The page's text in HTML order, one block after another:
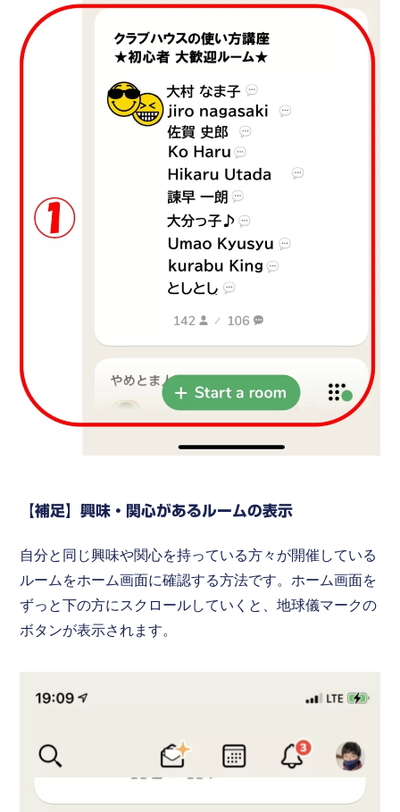
【補足】興味・関心があるルームの表示
自分と同じ興味や関心を持っている方々が開催している
ルームをホーム画面に確認する方法です。ホーム画面を
ずっと下の方にスクロールしていくと、地球儀マークの
ボタンが表示されます。